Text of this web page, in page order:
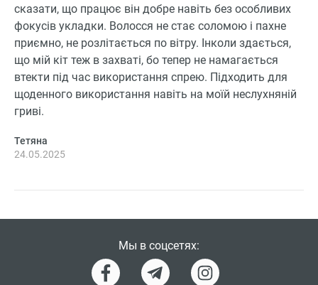
сказати, що працює він добре навіть без особливих
фокусів укладки. Волосся не стає соломою і пахне
приємно, не розлітається по вітру. Інколи здається,
що мій кіт теж в захваті, бо тепер не намагається
втекти під час використання спрею. Підходить для
щоденного використання навіть на моїй неслухняній
гриві.
Тетяна
24.05.2025
Мы в соцсетях: